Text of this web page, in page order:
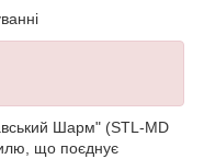
Шарм" (STL-MD
що поєднує